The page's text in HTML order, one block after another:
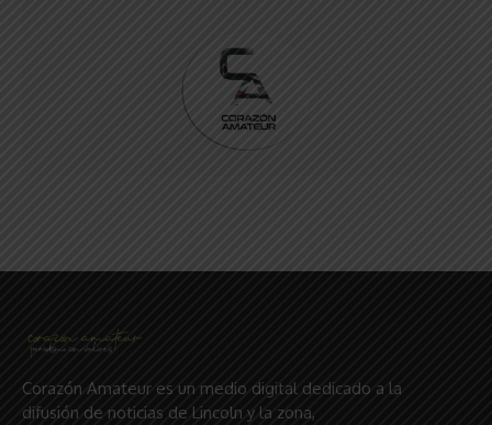
Corazón Amateur es un medio digital dedicado a la
difusión de noticias de Lincoln y la zona,